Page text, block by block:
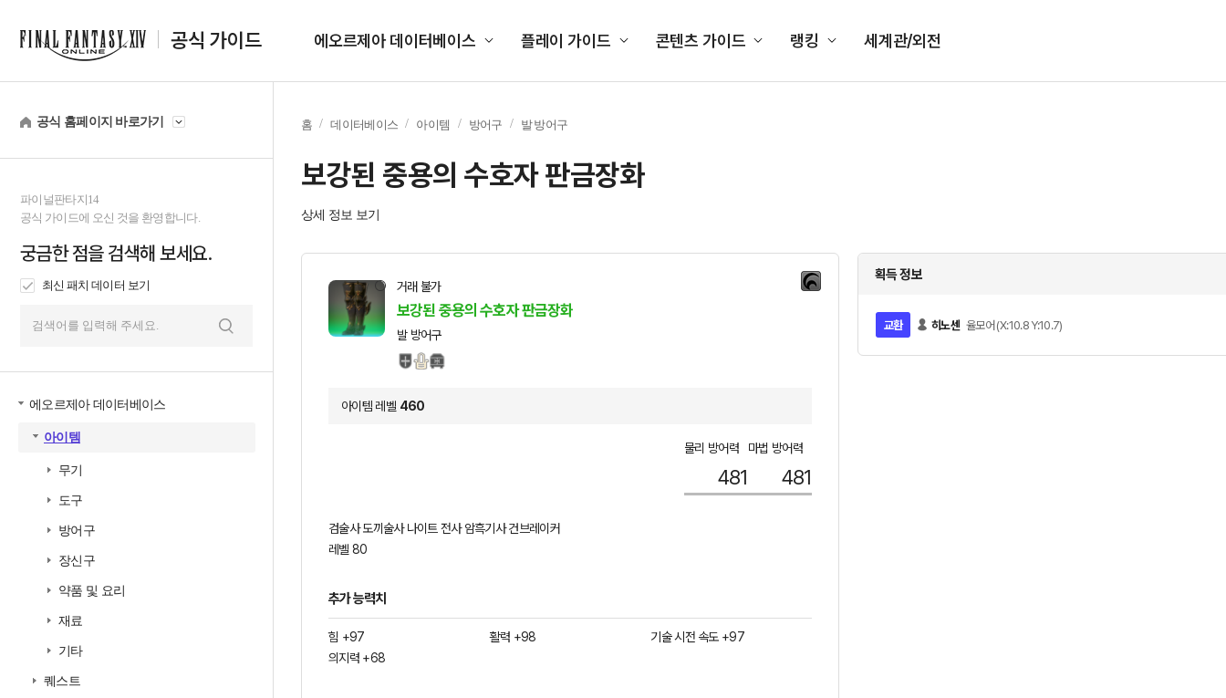
공식 가이드 에오르제아 데이터베이스 플레이 가이드 콘텐츠 가이드 랭킹 세계관/외전
공식 홈페이지 바로가기
파이널판타지14
공식 가이드에 오신 것을 환영합니다.
궁금한 점을 검색해 보세요.
최신 패치 데이터 보기
에오르제아 데이터베이스
아이템
무기
도구
방어구
장신구
약품 및 요리
재료
기타
퀘스트
홈 데이터베이스 아이템 방어구 발 방어구
보강된 중용의 수호자 판금장화
상세 정보 보기
거래 불가
보강된 중용의 수호자 판금장화
발 방어구
아이템 레벨 460
물리 방어력
481
마법 방어력
481
검술사 도끼술사 나이트 전사 암흑기사 건브레이커
레벨 80
추가 능력치
힘 +97 활력 +98
기술 시전 속도 +97
의지력 +68
획득 정보
교환 히노센 율모어 (X:10.8 Y:10.7)